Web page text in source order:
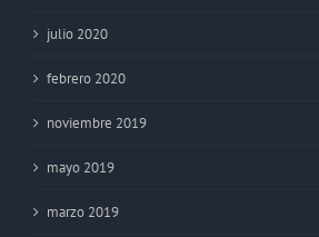
julio 2020
febrero 2020
noviembre 2019
mayo 2019
marzo 2019